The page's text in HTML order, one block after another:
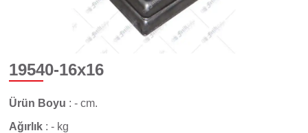
Kesim - Büküm
19540-16x16
Ürün Boyu :- cm.
Ağırlık :- kg